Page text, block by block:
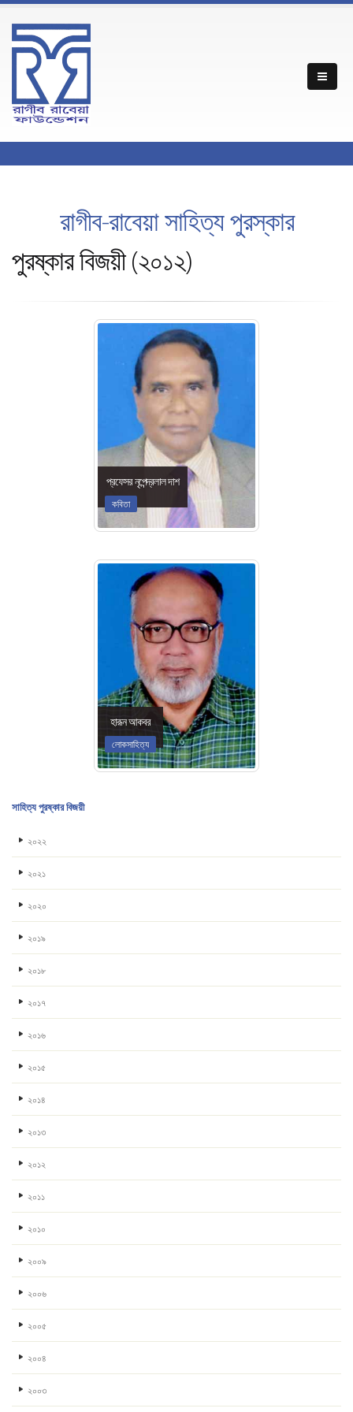
রাগীব-রাবেয়া সাহিত্য পুরস্কার
পুরষ্কার বিজয়ী (২০১২)
প্রফেসর নৃপেন্দ্রলাল দাশ
কবিতা
হারূন আকবর
লোকসাহিত্য
সাহিত্য পুরষ্কার বিজয়ী
২০২২
২০২১
২০২০
২০১৯
২০১৮
২০১৭
২০১৬
২০১৫
২০১৪
২০১৩
২০১২
২০১১
২০১০
২০০৯
২০০৬
২০০৫
২০০৪
২০০৩